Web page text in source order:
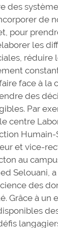
des
de
pour
les
réduire
face à la
des
Par
centre
et vice-
au
Selouani,
des
Grâce à un